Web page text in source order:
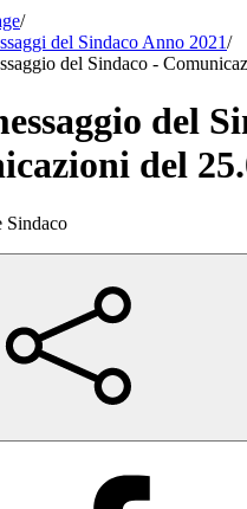
/
del Sindaco Anno 2021/
del Sindaco -
del
del
Sindaco